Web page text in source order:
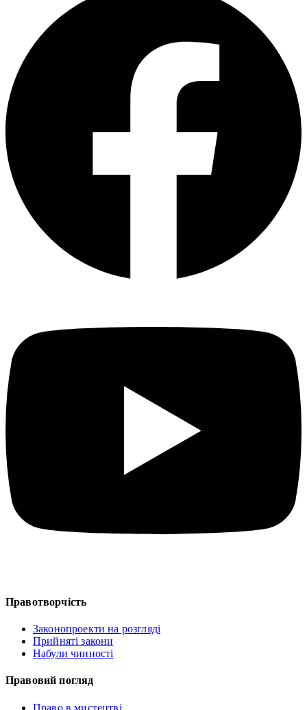
Правотворчість
Законопроекти на розгляді
Прийняті закони
Набули чинності
Правовий погляд
Право в мистецтві